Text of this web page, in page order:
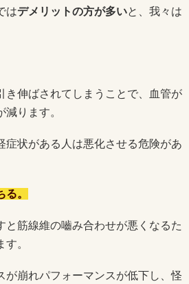
はデメリットの方が多いと、我々は
伸ばされてしまうことで、血管が
ります。
状がある人は悪化させる危険があ
。
筋線維の嚙み合わせが悪くなるた
。
が崩れパフォーマンスが低下し、怪